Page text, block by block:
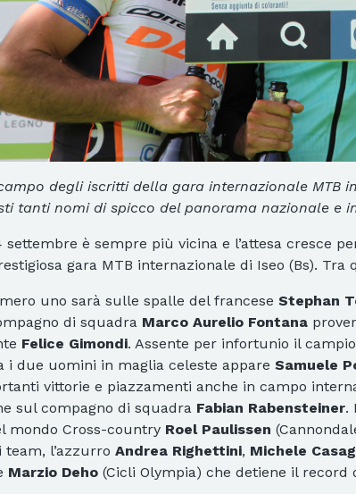
degli iscritti della gara internazionale MTB
tanti nomi di spicco del panorama nazionale e
settembre è sempre più vicina e l’attesa cresce
gara MTB internazionale di Iseo (Bs).
uno sarà sulle spalle del francese Stephan
di squadra Marco Aurelio Fontana
Felice Gimondi. Assente per infortunio il
i due uomini in maglia celeste appare Samuele
vittorie e piazzamenti anche in campo
sul compagno di squadra Fabian Rabensteiner.
mondo Cross-country Roel Paulissen
l’azzurro Andrea Righettini, Michele
Marzio Deho (Cicli Olympia) che detiene il